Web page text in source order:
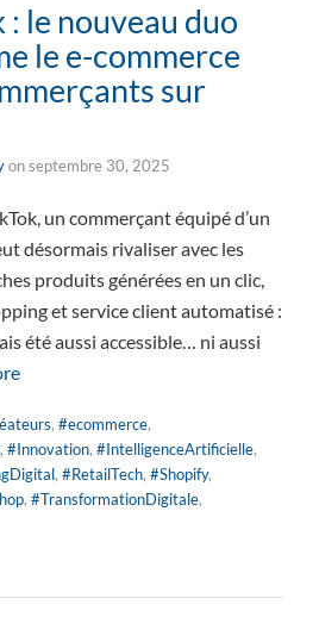
: le nouveau duo
le e-commerce
sur
onseptembre 30, 2025
un commerçant équipé d’un
désormais rivaliser avec les
produits générées en un clic,
et service client automatisé :
été aussi accessible… ni aussi
, #ecommerce,
, #Innovation, #IntelligenceArtificielle,
, #RetailTech, #Shopify,
, #TransformationDigitale,